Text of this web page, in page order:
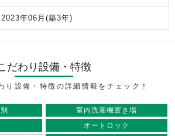
2023年06月 (築3年)
だわり設備・特徴
り設備・特徴の詳細情報をチェック！
室内洗濯機置き場
オートロック